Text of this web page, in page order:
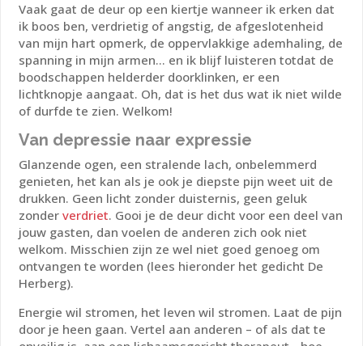
Vaak gaat de deur op een kiertje wanneer ik erken dat
ik boos ben, verdrietig of angstig, de afgeslotenheid
van mijn hart opmerk, de oppervlakkige ademhaling, de
spanning in mijn armen… en ik blijf luisteren totdat de
boodschappen helderder doorklinken, er een
lichtknopje aangaat. Oh, dat is het dus wat ik niet wilde
of durfde te zien. Welkom!
Van depressie naar expressie
Glanzende ogen, een stralende lach, onbelemmerd
genieten, het kan als je ook je diepste pijn weet uit de
drukken. Geen licht zonder duisternis, geen geluk
zonderverdriet. Gooi je de deur dicht voor een deel van
jouw gasten, dan voelen de anderen zich ook niet
welkom. Misschien zijn ze wel niet goed genoeg om
ontvangen te worden (lees hieronder het gedicht De
Herberg).
Energie wil stromen, het leven wil stromen. Laat de pijn
door je heen gaan. Vertel aan anderen – of als dat te